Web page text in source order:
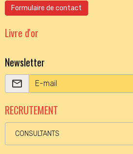
Formulaire de contact
Livre d'or
Newsletter
RECRUTEMENT
CONSULTANTS